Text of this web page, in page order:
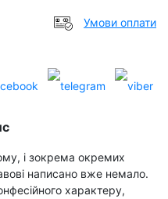
Умови оплати
і зокрема окремих
написано вже немало.
характеру,